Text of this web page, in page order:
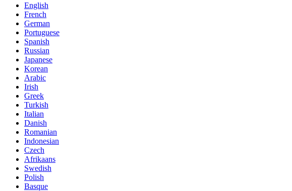
English
French
German
Portuguese
Spanish
Russian
Japanese
Korean
Arabic
Irish
Greek
Turkish
Italian
Danish
Romanian
Indonesian
Czech
Afrikaans
Swedish
Polish
Basque